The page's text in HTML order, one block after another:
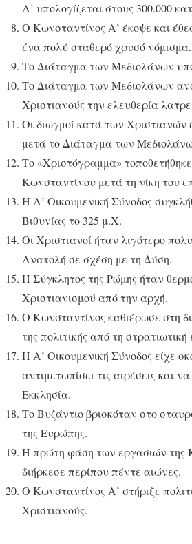
Α’ υπολογίζεται στους 300.000
Ο Κωνσταντίνος Α’ έκοψε και
ένα πολύ σταθερό χρυσό νόμισμα.
Το Διάταγμα των Μεδιολάνων
Το Διάταγμα των Μεδιολάνων
Χριστιανούς την ελευθερία
Οι διωγμοί κατά των
μετά το Διάταγμα των
Το «Χριστόγραμμα»
Κωνσταντίνου μετά τη νίκη του
Η Α’ Οικουμενική Σύνοδος
Βιθυνίας το 325 μ.Χ.
Οι Χριστιανοί ήταν λιγότερο
Ανατολή σε σχέση με τη Δύση.
Η Σύγκλητος της Ρώμης ήταν
Χριστιανισμού από την αρχή.
Ο Κωνσταντίνος καθιέρωσε στη
της πολιτικής από τη στρατιωτική
Η Α’ Οικουμενική Σύνοδος είχε
αντιμετωπίσει τις αιρέσεις και
Εκκλησία.
Το Βυζάντιο βρισκόταν στο
της Ευρώπης.
Η πρώτη φάση των εργασιών της
διήρκεσε περίπου πέντε αιώνες.
Ο Κωνσταντίνος Α’ στήριξε
Χριστιανούς.